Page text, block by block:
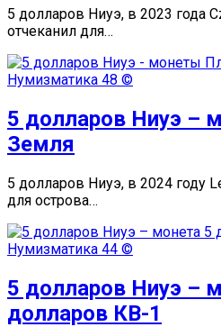
5 долларов Ниуэ, в 2023 года
отчеканил для…
Нумизматика 48 ©
5 долларов Ниуэ –
Земля
5 долларов Ниуэ, в 2024 году
для острова…
Нумизматика 44 ©
5 долларов Ниуэ –
долларов КВ-1